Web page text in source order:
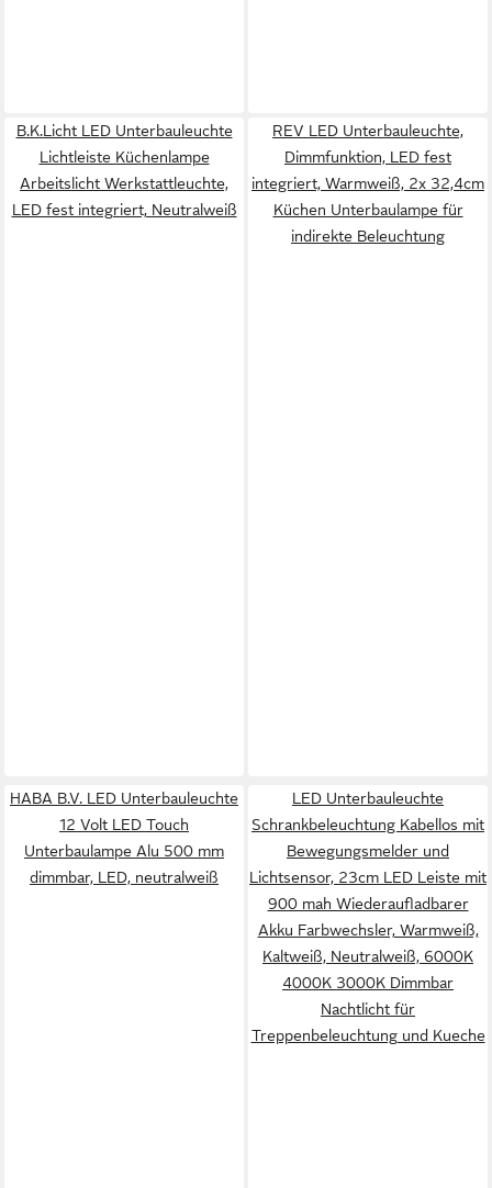
B.K.Licht LED Unterbauleuchte
Lichtleiste Küchenlampe
Arbeitslicht Werkstattleuchte,
LED fest integriert, Neutralweiß
REV LED Unterbauleuchte,
Dimmfunktion, LED fest
integriert, Warmweiß, 2x 32,4cm
Küchen Unterbaulampe für
indirekte Beleuchtung
HABA B.V. LED Unterbauleuchte
12 Volt LED Touch
Unterbaulampe Alu 500 mm
dimmbar, LED, neutralweiß
LED Unterbauleuchte
Schrankbeleuchtung Kabellos mit
Bewegungsmelder und
Lichtsensor, 23cm LED Leiste mit
900 mah Wiederaufladbarer
Akku Farbwechsler, Warmweiß,
Kaltweiß, Neutralweiß, 6000K
4000K 3000K Dimmbar
Nachtlicht für
Treppenbeleuchtung und Kueche